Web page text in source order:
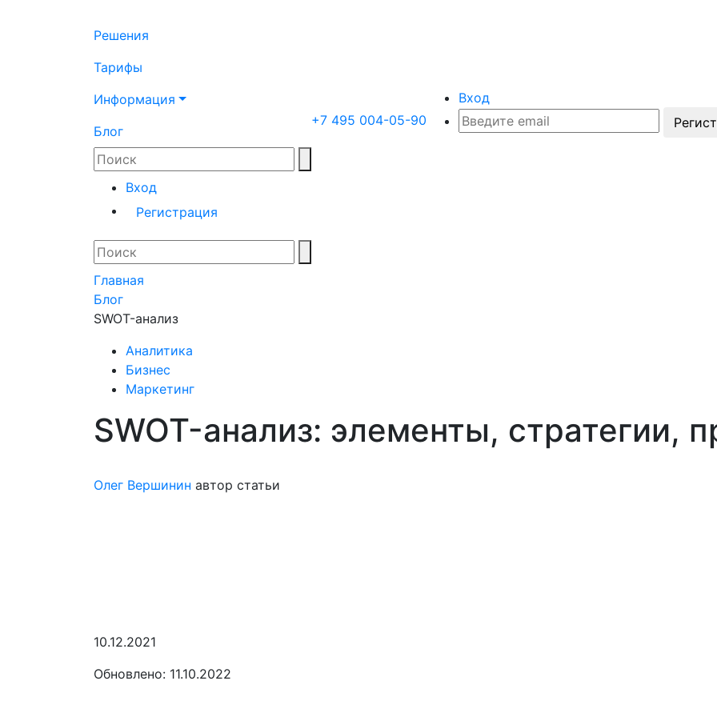
Решения
Тарифы
Информация
Блог
Вход
Регистрация
+7 495 004-05-90
Вход
Главная
Блог
SWOT-анализ
Аналитика
Бизнес
Маркетинг
SWOT-анализ: элементы, стратегии,
Олег Вершинин автор статьи
10.12.2021
Обновлено: 11.10.2022